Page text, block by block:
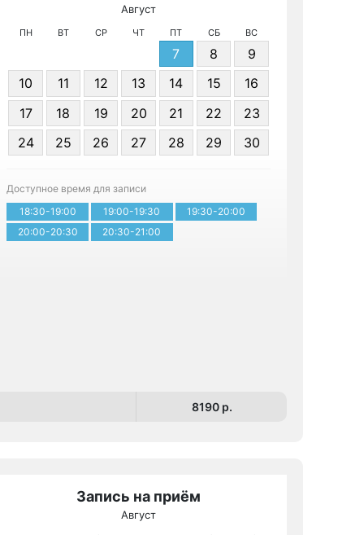
Август
ПН ВТ СР ЧТ ПТ СБ ВС
7 8
9
10
11 12 13 14 15
16
17
18 19 20 21 22
23
24
25 26 27 28 29 30
Доступное время для записи
18:30-19:00
19:00-19:30
19:30-20:00
20:00-20:30
20:30-21:00
8190 p.
Запись на приём
Август